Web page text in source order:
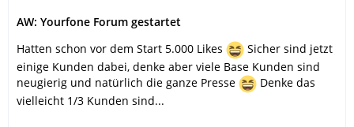
AW: Yourfone Forum gestartet
Hatten schon vor dem Start 5.000 Likes
Sicher sind jetzt
einige Kunden dabei, denke aber viele Base Kunden sind
neugierig und natürlich die ganze Presse
Denke das
vielleicht 1/3 Kunden sind...